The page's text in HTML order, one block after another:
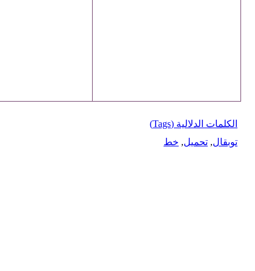
الكلمات الدلالية (Tags)
توبقال, تحميل, خط